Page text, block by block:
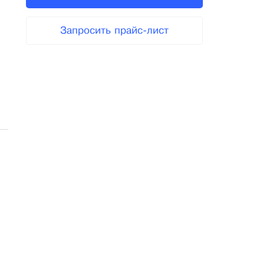
Запросить прайс-лист